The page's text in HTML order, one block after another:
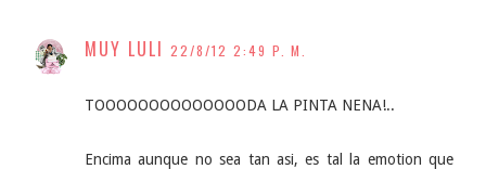
MUY LULI 22/8/12 2:49 P. M.
TOOOOOOOOOOOOOODA LA PINTA NENA!..
Encima aunque no sea tan asi, es tal la emotion que